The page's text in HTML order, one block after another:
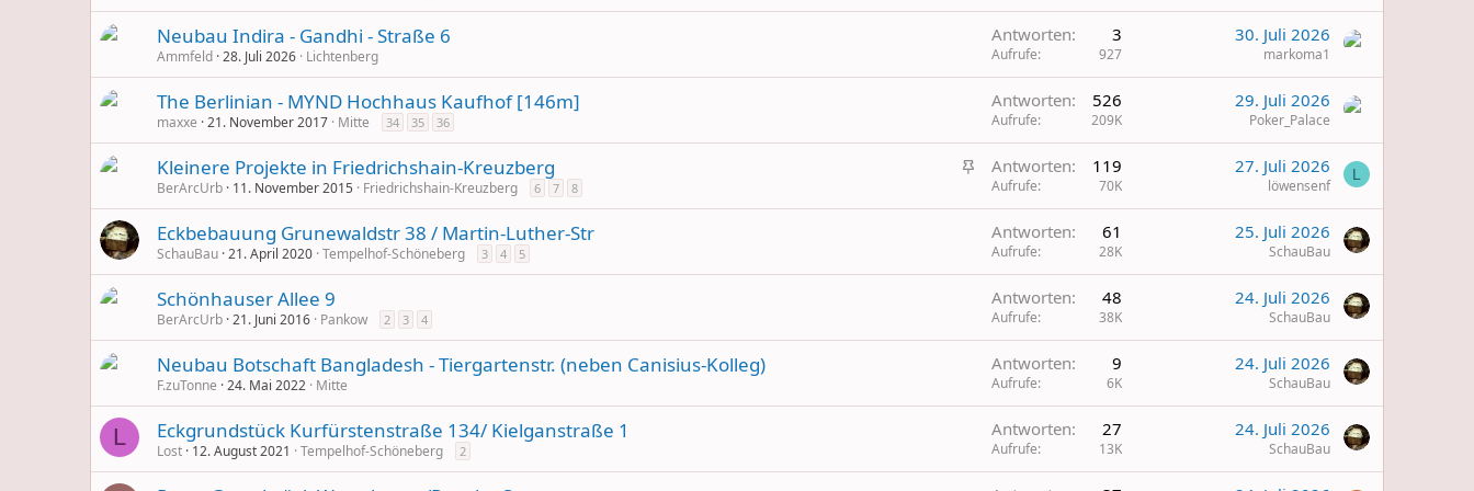
Neubau Indira - Gandhi - Straße 6
Ammfeld 28. Juli 2026 Lichtenberg
Antworten 3
Aufrufe 927
30. Juli 2026
markoma1
The Berlinian - MYND Hochhaus Kaufhof [146m]
maxxe 21. November 2017 Mitte 34 35 36
Antworten 526
Aufrufe 209K
29. Juli 2026
Poker_Palace
W
c
i
Kleinere Projekte in Friedrichshain-Kreuzberg
BerArcUrb 11. November 2015 Friedrichshain-Kreuzberg 6 7 8
Antworten 119
Aufrufe 70K
27. Juli 2026
löwensenf
L
Eckbebauung Grunewaldstr 38 / Martin-Luther-Str
SchauBau 21. April 2020 Tempelhof-Schöneberg 3 4 5
Antworten 61
Aufrufe 28K
25. Juli 2026
SchauBau
Schönhauser Allee 9
BerArcUrb 21. Juni 2016 Pankow 2 3 4
Antworten 48
Aufrufe 38K
24. Juli 2026
SchauBau
Neubau Botschaft Bangladesh - Tiergartenstr. (neben Canisius-Kolleg)
F.zuTonne 24. Mai 2022 Mitte
Antworten 9
Aufrufe 6K
24. Juli 2026
SchauBau
L Eckgrundstück Kurfürstenstraße 134/ Kielganstraße 1
Lost 12. August 2021 Tempelhof-Schöneberg 2
Antworten 27
Aufrufe 13K
24. Juli 2026
SchauBau